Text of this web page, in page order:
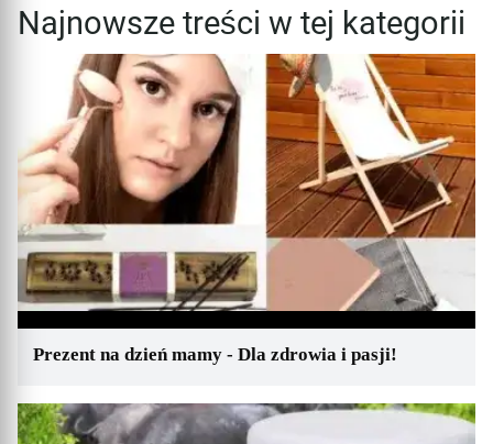
Najnowsze treści w tej kategorii
Prezent na dzień mamy - Dla zdrowia i pasji!